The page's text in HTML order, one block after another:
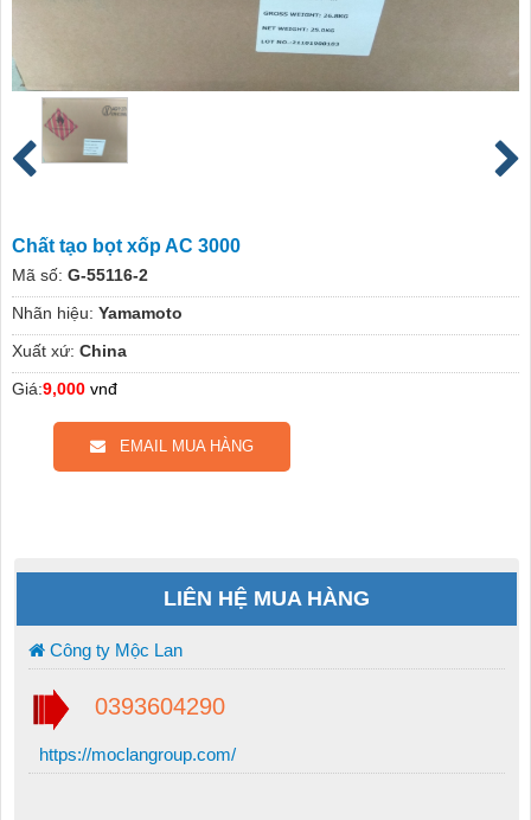
Chất tạo bọt xốp AC 3000
Mã số: G-55116-2
Nhãn hiệu: Yamamoto
Xuất xứ: China
Giá:9,000 vnđ
EMAIL MUA HÀNG
LIÊN HỆ MUA HÀNG
Công ty Mộc Lan
0393604290
https://moclangroup.com/